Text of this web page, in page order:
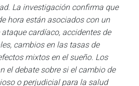
La investigación confirma que
hora están asociados con un
cardíaco, accidentes de
cambios en las tasas de
mixtos en el sueño. Los
el debate sobre si el cambio de
o perjudicial para la salud